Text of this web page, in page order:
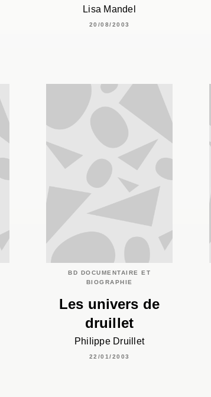
Lisa Mandel
20/08/2003
BD DOCUMENTAIRE ET
BIOGRAPHIE
Les univers de
druillet
Philippe Druillet
22/01/2003